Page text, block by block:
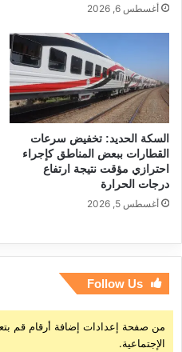
أغسطس 6, 2026
السكة الحديد: تخفيض سرعات
القطارات ببعض المناطق كإجراء
احترازي مؤقت نتيجة ارتفاع
درجات الحرارة
أغسطس 5, 2026
Follow Us
من صفحة إعدادات إضافة أرقام قم
الإجتماعية.